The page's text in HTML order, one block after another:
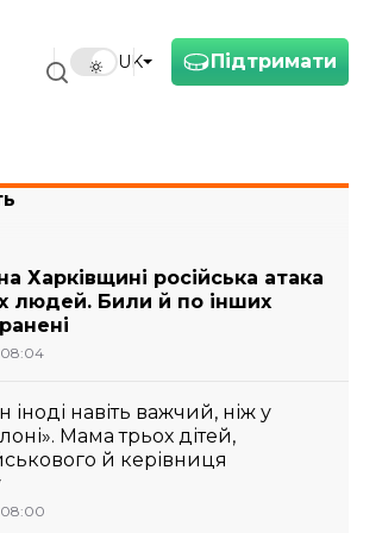
Підтримати
UK
Харківщині російська атака
людей. Били й по інших
навіть важчий, ніж у
Мама трьох дітей,
й керівниця